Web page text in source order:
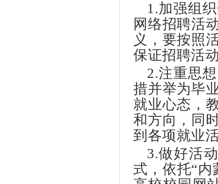
1.加强组
网络招聘活
义，要按照
保证招聘活
2.注重思
措并举为毕
就业心态，
和方向，同
到各项就业
3.做好活
式，依托“